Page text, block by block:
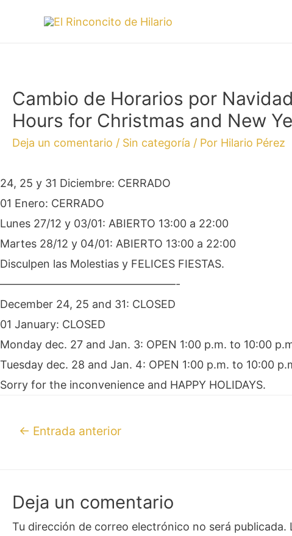
Cambio de Horarios por
Hours for Christmas and New
Deja un comentario / Sin categoría / Por Hilario Pérez
24, 25 y 31 Diciembre: CERRADO
01 Enero: CERRADO
Lunes 27/12 y 03/01: ABIERTO 13:00 a 22:00
Martes 28/12 y 04/01: ABIERTO 13:00 a 22:00
Disculpen las Molestias y FELICES FIESTAS.
————————————————-
December 24, 25 and 31: CLOSED
01 January: CLOSED
Monday dec. 27 and Jan. 3: OPEN 1:00 p.m. to 10:00
Tuesday dec. 28 and Jan. 4: OPEN 1:00 p.m. to 10:00
Sorry for the inconvenience and HAPPY HOLIDAYS.
← Entrada anterior
Deja un comentario
Tu dirección de correo electrónico no será publicada.